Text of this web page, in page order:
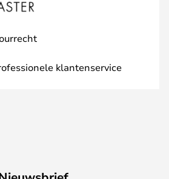
klantenservice